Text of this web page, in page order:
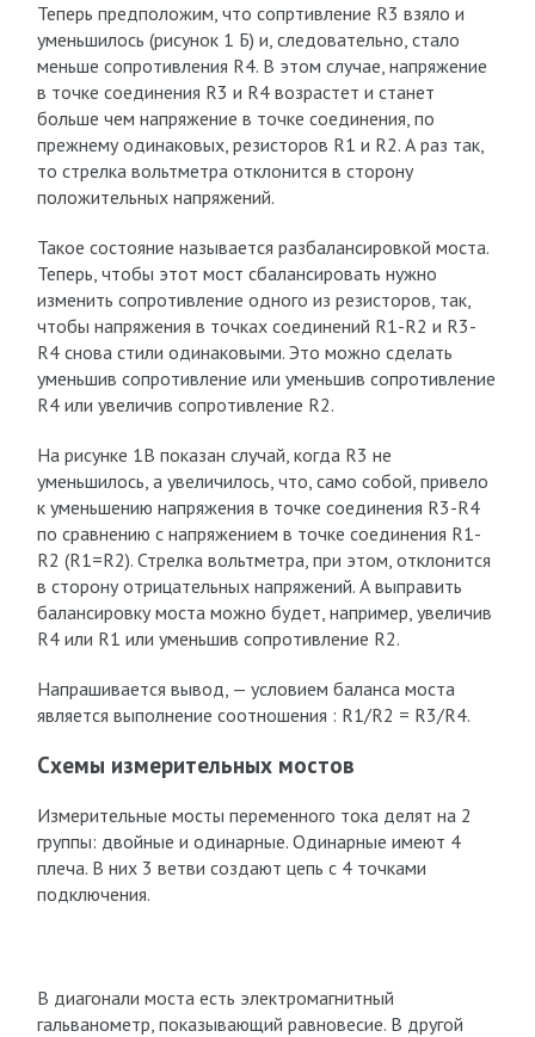
Теперь предположим, что сопртивление R3 взяло и
уменьшилось (рисунок 1 Б) и, следовательно, стало
меньше сопротивления R4. В этом случае, напряжение
в точке соединения R3 и R4 возрастет и станет
больше чем напряжение в точке соединения, по
прежнему одинаковых, резисторов R1 и R2. А раз так,
то стрелка вольтметра отклонится в сторону
положительных напряжений.
Такое состояние называется разбалансировкой моста.
Теперь, чтобы этот мост сбалансировать нужно
изменить сопротивление одного из резисторов, так,
чтобы напряжения в точках соединений R1-R2 и R3-
R4 снова стили одинаковыми. Это можно сделать
уменьшив сопротивление или уменьшив сопротивление
R4 или увеличив сопротивление R2.
На рисунке 1В показан случай, когда R3 не
уменьшилось, а увеличилось, что, само собой, привело
к уменьшению напряжения в точке соединения R3-R4
по сравнению с напряжением в точке соединения R1-
R2 (R1=R2). Стрелка вольтметра, при этом, отклонится
в сторону отрицательных напряжений. А выправить
балансировку моста можно будет, например, увеличив
R4 или R1 или уменьшив сопротивление R2.
Напрашивается вывод, — условием баланса моста
является выполнение соотношения : R1/R2 = R3/R4.
Схемы измерительных мостов
Измерительные мосты переменного тока делят на 2
группы: двойные и одинарные. Одинарные имеют 4
плеча. В них 3 ветви создают цепь с 4 точками
подключения.
В диагонали моста есть электромагнитный
гальванометр, показывающий равновесие. В другой